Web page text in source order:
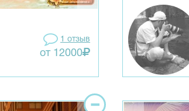
1 отзыв
от 12000